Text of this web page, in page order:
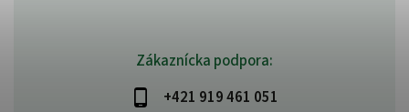
Zákaznícka podpora:
+421 919 461 051